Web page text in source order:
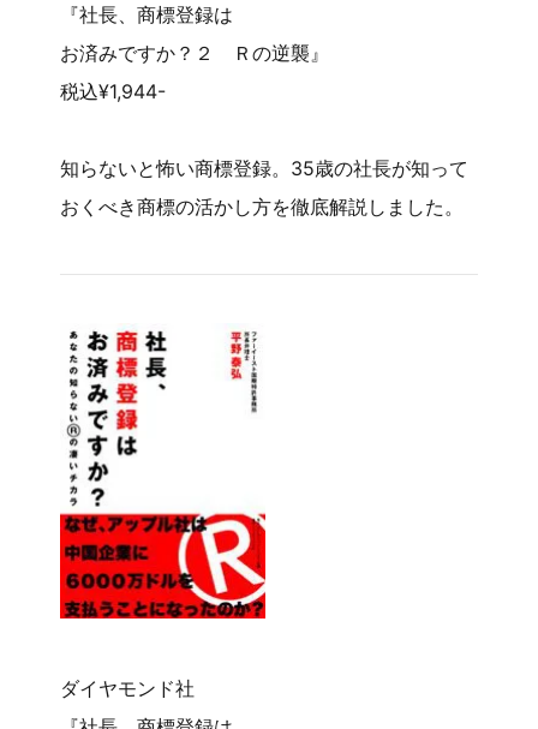
『社長、商標登録は
お済みですか？２ Ｒの逆襲』
税込¥1,944-
知らないと怖い商標登録。35歳の社長が知って
おくべき商標の活かし方を徹底解説しました。
ダイヤモンド社